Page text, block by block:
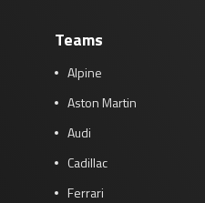
Teams
Alpine
Aston Martin
Audi
Cadillac
Ferrari